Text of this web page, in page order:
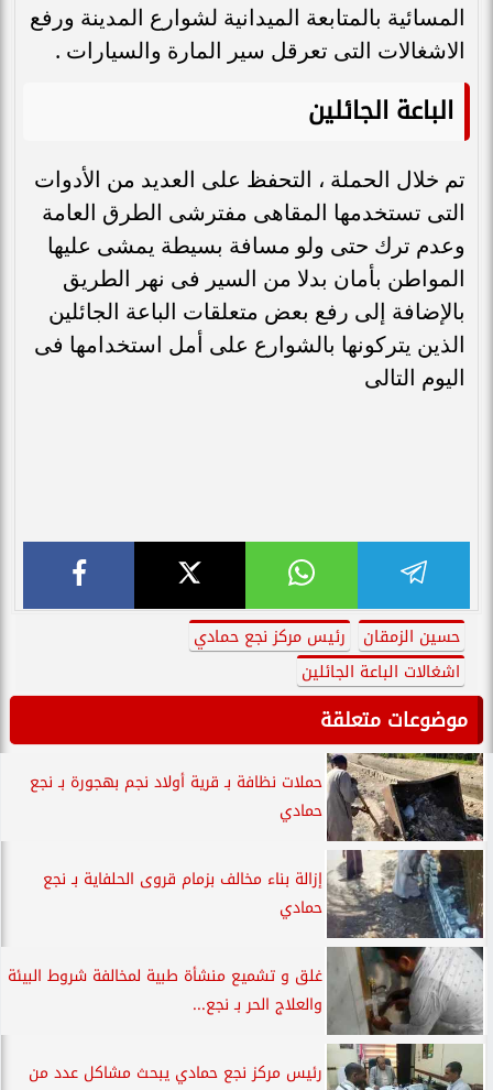
المسائية بالمتابعة الميدانية لشوارع المدينة ورفع
الاشغالات التى تعرقل سير المارة والسيارات .
الباعة الجائلين
تم خلال الحملة ، التحفظ على العديد من الأدوات
التى تستخدمها المقاهى مفترشى الطرق العامة
وعدم ترك حتى ولو مسافة بسيطة يمشى عليها
المواطن بأمان بدلا من السير فى نهر الطريق
بالإضافة إلى رفع بعض متعلقات الباعة الجائلين
الذين يتركونها بالشوارع على أمل استخدامها فى
اليوم التالى
حسين الزمقان
رئيس مركز نجع حمادي
اشغالات الباعة الجائلين
موضوعات متعلقة
حملات نظافة بـ قرية أولاد نجم بهجورة بـ نجع
حمادي
إزالة بناء مخالف بزمام قروى الحلفاية بـ نجع
حمادي
غلق و تشميع منشأة طبية لمخالفة شروط البيئة
والعلاج الحر بـ نجع...
رئيس مركز نجع حمادي يبحث مشاكل عدد من